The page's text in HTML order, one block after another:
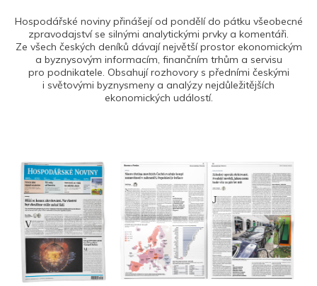
Hospodářské noviny přinášejí od pondělí do pátku všeobecné
zpravodajství se silnými analytickými prvky a komentáři.
Ze všech českých deníků dávají největší prostor ekonomickým
a byznysovým informacím, finančním trhům a servisu
pro podnikatele. Obsahují rozhovory s předními českými
i světovými byznysmeny a analýzy nejdůležitějších
ekonomických událostí.